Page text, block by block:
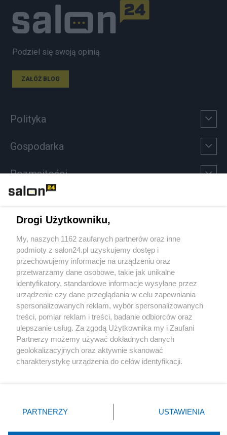
Podziel się swoją opinią
ZAŁÓŻ BLOG
Polityka
Gospodarka
Rozmaitości
Sport
Społeczeństwo
Kultura
X Facebook Instagram Youtube
Drogi Użytkowniku,
My, naszych 1162 zaufanych partnerów oraz inne
podmioty z salon24.pl uzyskujemy dostęp i
przechowujemy informacje na urządzeniu oraz
przetwarzamy dane osobowe, takie jak unikalne
identyfikatory, standardowe informacje wysyłane przez
urządzenie czy dane przeglądania w celu zapewniania
spersonalizowanych reklam, wybór spersonalizowanych
treści, pomiar reklam i treści, badanie odbiorców oraz
ulepszanie usług. Za zgodą Użytkownika my i Zaufani
Partnerzy możemy używać dokładnych danych
geolokalizacyjnych oraz aktywnie skanować
charakterystykę urządzenia do celów identyfikacji.
zmienić/wycofać klikając przycisk ustawień prywatności
znajdujący się w lewym dolnym rogu strony
rodzaje przetwarzania danych nie wymagają zgody
PARTNERZY USTAWIENIA